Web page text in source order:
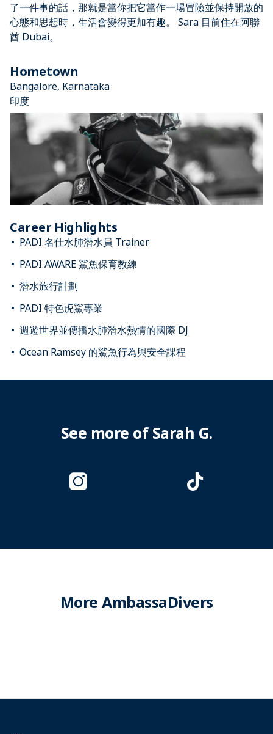
了一件事的話，那就是當你把它當作一場冒險並保持開放的
心態和思想時，生活會變得更加有趣。 Sara 目前住在阿聯
酋 Dubai。
Hometown
Bangalore, Karnataka
印度
Career Highlights
PADI 名仕水肺潛水員 Trainer
PADI AWARE 鯊魚保育教練
潛水旅行計劃
PADI 特色虎鯊專業
週遊世界並傳播水肺潛水熱情的國際 DJ
Ocean Ramsey 的鯊魚行為與安全課程
See more of Sarah G.
More AmbassaDivers